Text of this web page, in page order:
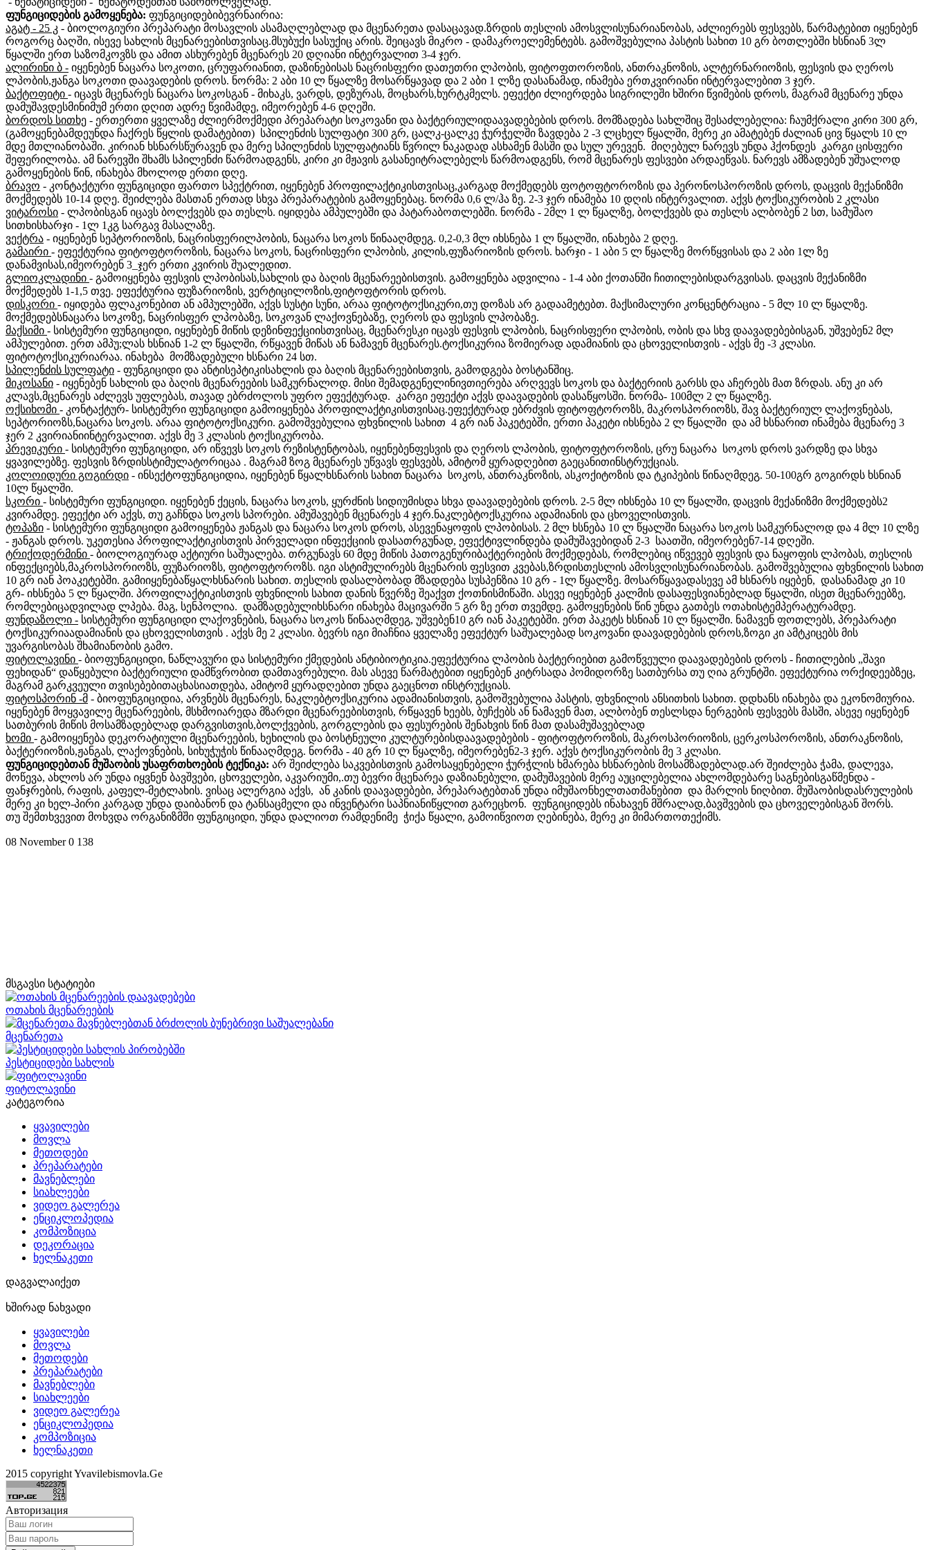
ფუნგიციდების გამოყენება: ფუნგიციდებიბევრნაირია:
აგატ - 25 კ - ბიოლოგიური პრეპარატი მოსავლის ასამაღლებლად და მცენარეთა დასაცავად.ზრდის თესლის ამოსვლისუნარიანობას, აძლიერებს ფესვებს, წარმატებით იყენებენ
როგორც ბაღში, ისევე სახლის მცენარეებისთვისაც.მსუბუქი სასუქიც არის. შეიცავს მიკრო - დამაკროელემენტებს. გამოშვებულია პასტის სახით 10 გრ ბოთლებში ხსნიან 3ლ
წყალში ერთ საზომკოვზს და ამით ასხურებენ მცენარეს 20 დღიანი ინტერვალით 3-4 ჯერ.
ალირინი ბ - იყენებენ ნაცარა სოკოთი, ცრუფარიანით, დაზინებისას ნაცრისფერი დათეთრი ლპობის, ფიტოფთოროზის, ანთრაკნოზის, ალტერნარიოზის, ფესვის და ღეროს
ლპობის,ჟანგა სოკოთი დაავადების დროს. ნორმა: 2 აბი 10 ლ წყალზე მოსარწყავად და 2 აბი 1 ლზე დასანამად, ინამება ერთკვირიანი ინტერვალებით 3 ჯერ.
ბაქტოფიტი - იცავს მცენარეს ნაცარა სოკოსგან - მიხაკს, ვარდს, დეზურას, მოცხარს,ხურტკმელს. ეფექტი ძლიერდება სიგრილეში ხშირი წვიმების დროს, მაგრამ მცენარე უნდა
დამუშავდესმინიმუმ ერთი დღით ადრე წვიმამდე, იმეორებენ 4-6 დღეში.
ბორდოს სითხე - ერთერთი ყველაზე ძლიერმოქმედი პრეპარატი სოკოვანი და ბაქტერიულიდაავადებების დროს. მომზადება სახლშიც შესაძლებელია: ჩაუმქრალი კირი 300 გრ,
(გამოყენებამდეუნდა ჩაქრეს წყლის დამატებით) სპილენძის სულფატი 300 გრ, ცალკ-ცალკე ჭურჭელში ზავდება 2 -3 ლცხელ წყალში, მერე კი ამატებენ ძალიან ცივ წყალს 10 ლ
მდე მთლიანობაში. კირიან ხსნარსწურავენ და მერე სპილენძის სულფატიანს წვრილ ნაკადად ასხამენ მასში და სულ ურევენ. მიღებულ ნარევს უნდა ჰქონდეს კარგი ცისფერი
შეფერილობა. ამ ნარევში შხამს სპილენძი წარმოადგენს, კირი კი მჟავის გასანეიტრალებელს წარმოადგენს, რომ მცენარეს ფესვები არდაეწვას. ნარევს ამზადებენ უშუალოდ
გამოყენების წინ, ინახება მხოლოდ ერთი დღე.
ბრავო - კონტაქტური ფუნგიციდი ფართო სპექტრით, იყენებენ პროფილაქტიკისთვისაც,კარგად მოქმედებს ფოტოფტოროზის და პერონოსპოროზის დროს, დაცვის მექანიზმი
მოქმედებს 10-14 დღე. შეიძლება მასთან ერთად სხვა პრეპარატების გამოყენებაც. ნორმა 0,6 ლ/ჰა ზე. 2-3 ჯერ ინამება 10 დღის ინტერვალით. აქვს ტოქსიკურობის 2 კლასი
ვიტაროსი - ლპობისგან იცავს ბოლქვებს და თესლს. იყიდება ამპულებში და პატარაბოთლებში. ნორმა - 2მლ 1 ლ წყალზე, ბოლქვებს და თესლს ალბობენ 2 სთ, სამუშაო
სითხისხარჯი - 1ლ 1კგ სარგავ მასალაზე.
ვექტრა - იყენებენ სეპტორიოზის, ნაცრისფერილპობის, ნაცარა სოკოს წინააღმდეგ. 0,2-0,3 მლ იხსნება 1 ლ წყალში, ინახება 2 დღე.
გამაირი - ეფექტურია ფიტოფტოროზის, ნაცარა სოკოს, ნაცრისფერი ლპობის, კილის,ფუზარიოზის დროს. ხარჯი - 1 აბი 5 ლ წყალზე მორწყვისას და 2 აბი 1ლ ზე
დანამვისას,იმეორებენ 3_ჯერ ერთი კვირის შუალედით.
გლიოკლადინი - გამოიყენება ფესვის ლპობისას,სახლის და ბაღის მცენარეებისთვის. გამოყენება ადვილია - 1-4 აბი ქოთანში ჩითილებისდარგვისას. დაცვის მექანიზმი
მოქმედებს 1-1,5 თვე. ეფექტურია ფუზარიოზის, ვერტიცილოზის,ფიტოფტორის დროს.
დისკორი - იყიდება ფლაკონებით ან ამპულებში, აქვს სუსტი სუნი, არაა ფიტოტოქსიკური,თუ დოზას არ გადაამეტებთ. მაქსიმალური კონცენტრაცია - 5 მლ 10 ლ წყალზე.
მოქმედებსნაცარა სოკოზე, ნაცრისფერ ლპობაზე, სოკოვან ლაქოვნებაზე, ღეროს და ფესვის ლპობაზე.
მაქსიმი - სისტემური ფუნგიციდი, იყენებენ მიწის დეზინფექციისთვისაც, მცენარესკი იცავს ფესვის ლპობის, ნაცრისფერი ლპობის, ობის და სხვ დაავადებებისგან, უშვებენ2 მლ
ამპულებით. ერთ ამპუ;ლას ხსნიან 1-2 ლ წყალში, რწყავენ მიწას ან ნამავენ მცენარეს.ტოქსიკურია ზომიერად ადამიანის და ცხოველისთვის - აქვს მე -3 კლასი.
ფიტოტოქსიკურიარაა. ინახება მომზადებული ხსნარი 24 სთ.
სპილენძის სულფატი - ფუნგიციდი და ანტისეპტიკისახლის და ბაღის მცენარეებისთვის, გამოდგება ბოსტანშიც.
მიკოსანი - იყენებენ სახლის და ბაღის მცენარეების სამკურნალოდ. მისი შემადგენელინივთიერება არღვევს სოკოს და ბაქტერიის გარსს და აჩერებს მათ ზრდას. ანუ კი არ
კლავს,მცენარეს აძლევს უფლებას, თავად ებრძოლოს უფრო ეფექტურად. კარგი ეფექტი აქვს დაავადების დასაწყოსში. ნორმა- 100მლ 2 ლ წყალზე.
ოქსიხომი - კონტაქტურ- სისტემური ფუნგიციდი გამოიყენება პროფილაქტიკისთვისაც.ეფექტურად ებრძვის ფიტოფტოროზს, მაკროსპორიოზს, შავ ბაქტერიულ ლაქოვნებას,
სეპტორიოზს,ნაცარა სოკოს. არაა ფიტოტოქსიკური. გამოშვებულია ფხვნილის სახით 4 გრ იან პაკეტებში, ერთი პაკეტი იხსნება 2 ლ წყალში და ამ ხსნარით ინამება მცენარე 3
ჯერ 2 კვირიანიინტერვალით. აქვს მე 3 კლასის ტოქსიკურობა.
პრევიკური - სისტემური ფუნგიციდი, არ იწვევს სოკოს რეზისტენტობას, იყენებენფესვის და ღეროს ლპობის, ფიტოფტოროზის, ცრუ ნაცარა სოკოს დროს ვარდზე და სხვა
ყვავილებზე. ფესვის ზრდისსტიმულატორიცაა . მაგრამ ზოგ მცენარეს უწვავს ფესვებს, ამიტომ ყურადღებით გაეცანითინსტრუქციას.
კოლოიდური გოგირდი - ინსექტოფუნგიციდია, იყენებენ წყალხსნარის სახით ნაცარა სოკოს, ანთრაკნოზის, ასკოქიტოზის და ტკიპების წინაღმდეგ. 50-100გრ გოგირდს ხსნიან
10ლ წყალში.
სკორი - სისტემური ფუნგიციდი. იყენებენ ქეცის, ნაცარა სოკოს, ყურძნის სიდიუმისდა სხვა დაავადებების დროს. 2-5 მლ იხსნება 10 ლ წყალში, დაცვის მექანიზმი მოქმედებს2
კვირამდე. ეფექტი არ აქვს, თუ გაჩნდა სოკოს სპორები. ამუშავებენ მცენარეს 4 ჯერ.ნაკლებტოქსკურია ადამიანის და ცხოველისთვის.
ტოპაზი - სისტემური ფუნგიციდი გამოიყენება ჟანგას და ნაცარა სოკოს დროს, ასევენაყოფის ლპობისას. 2 მლ ხსნება 10 ლ წყალში ნაცარა სოკოს სამკურნალოდ და 4 მლ 10 ლზე
- ჟანგას დროს. უკეთესია პროფილაქტიკისთვის პირველადი ინფექციის დასათრგუნად, ეფექტივლინდება დამუშავებიდან 2-3 საათში, იმეორებენ7-14 დღეში.
ტრიქოდერმინი - ბიოლოგიურად აქტიური საშუალება. თრგუნავს 60 მდე მიწის პათოგენურიბაქტერიების მოქმედებას, რომლებიც იწვევებ ფესვის და ნაყოფის ლპობას, თესლის
ინფექციებს,მაკროსპორიოზს, ფუზარიოზს, ფიტოფტოროზს. იგი ასტიმულირებს მცენარის ფესვით კვებას,ზრდისთესლის ამოსვლისუნარიანობას. გამოშვებულია ფხვნილის სახით
10 გრ იან პოაკეტებში. გამიიყენებაწყალხსნარის სახით. თესლის დასალბობად მზადდება სუსპენზია 10 გრ - 1ლ წყალზე. მოსარწყავადასევე ამ ხსნარს იყებენ, დასანამად კი 10
გრ- იხსნება 5 ლ წყალში. პროფილაქტიკისთვის ფხვნილის სახით დანის წვერზე შეაქვთ ქოთნისმიწაში. ასევე იყენებენ კალმის დასაფესვიანებლად წყალში, ისეთ მცენარეებზე,
რომლებიცადვილად ლპება. მაგ, სენპოლია. დამზადებულიხსნარი ინახება მაცივარში 5 გრ ზე ერთ თვემდე. გამოყენების წინ უნდა გათბეს ოთახისტემპერატურამდე.
ფუნდაზოლი - სისტემური ფუნგიციდი ლაქოვნების, ნაცარა სოკოს წინააღმდეგ, უშვებენ10 გრ იან პაკეტებში. ერთ პაკეტს ხსნიან 10 ლ წყალში. ნამავენ ფოთლებს, პრეპარატი
ტოქსიკურიაადამიანის და ცხოველისთვის . აქვს მე 2 კლასი. ბევრს იგი მიაჩნია ყველაზე ეფექტურ საშუალებად სოკოვანი დაავადებების დროს,ზოგი კი ამტკიცებს მის
უვარგისობას შხამიანობის გამო.
ფიტოლავინი - ბიოფუნგიციდი, ნაწლავური და სისტემური ქმედების ანტიბიოტიკია.ეფექტურია ლპობის ბაქტერიებით გამოწვეული დაავადებების დროს - ჩითილების „შავი
ფეხიდან“ დაწყებული ბაქტერიული დამწვრობით დამთავრებული. მას ასევე წარმატებით იყენებენ კიტრსადა პომიდორზე სათბურსა თუ ღია გრუნტში. ეფექტურია ორქიდეებზეც,
მაგრამ გარკვეული თვისებებითაცხასიათდება, ამიტომ ყურადღებით უნდა გაეცნოთ ინსტრუქციას.
ფიტოსპორინ -მ - ბიოფუნგიციდია, არვნებს მცენარეს, ნაკლებტოქსიკურია ადამიანისთვის, გამოშვებულია პასტის, ფხვნილის ანსითხის სახით. დდხანს ინახება და ეკონომიურია.
იყენებენ მოყვავილე მცენარეების, მსხმოიარედა მზარდი მცენარეებისთვის, რწყავენ ხეებს, ბუჩქებს ან ნამავენ მათ, ალბობენ თესლსდა ნერგების ფესვებს მასში, ასევე იყენებენ
სათბურის მიწის მოსამზადებლად დარგვისთვის,ბოლქვების, გორგლების და ფესურების შენახვის წინ მათ დასამუშავებლად
ხომი - გამოიყენება დეკორატიული მცენარეების, ხეხილის და ბოსტნეული კულტურებისდაავადებების - ფიტოფტოროზის, მაკროსპორიოზის, ცერკოსპოროზის, ანთრაკნოზის,
ბაქტერიოზის,ჟანგას, ლაქოვნების, სიხუჭუჭის წინააღმდეგ. ნორმა - 40 გრ 10 ლ წყალზე, იმეორებენ2-3 ჯერ. აქვს ტოქსიკურობის მე 3 კლასი.
ფუნგიციდებთან მუშაობის უსაფრთხოების ტექნიკა: არ შეიძლება საკვებისთვის გამოსაყენებელი ჭურჭლის ხმარება ხსნარების მოსამზადებლად.არ შეიძლება ჭამა, დალევა,
მოწევა, ახლოს არ უნდა იყვნენ ბავშვები, ცხოველები, აკვარიუმი,.თუ ბევრი მცენარეა დაზიანებული, დამუშავების მერე აუცილებელია ახლომდებარე საგნებისგაწმენდა -
ფანჯრების, რაფის, კაფელ-მეტლახის. ვისაც ალერგია აქვს, ან კანის დაავადებები, პრეპარატებთან უნდა იმუშაონხელთათმანებით და მარლის ნიღბით. მუშაობისდასრულების
მერე კი ხელ-პირი კარგად უნდა დაიბანონ და ტანსაცმელი და ინვენტარი საპნიანიწყლით გარეცხონ. ფუნგიციდებს ინახავენ მშრალად,ბავშვების და ცხოველებისგან შორს.
თუ შემთხვევით მოხვდა ორგანიზმში ფუნგიციდი, უნდა დალიოთ რამდენიმე ჭიქა წყალი, გამოიწვიოთ ღებინება, მერე კი მიმართოთექიმს.
08 November 0 138
მსგავსი სტატიები
ოთახის მცენარეების
მცენარეთა
პესტიციდები სახლის
ფიტოლავინი
კატეგორია
ყვავილები
მოვლა
მეთოდები
პრეპარატები
მავნებლები
სიახლეები
ვიდეო გალერეა
ენციკლოპედია
კომპოზიცია
დეკორაცია
ხელნაკეთი
დაგვალაიქეთ
ხშირად ნახვადი
ყვავილები
მოვლა
მეთოდები
პრეპარატები
მავნებლები
სიახლეები
ვიდეო გალერეა
ენციკლოპედია
კომპოზიცია
ხელნაკეთი
2015 copyright Yvavilebismovla.Ge
Авторизация